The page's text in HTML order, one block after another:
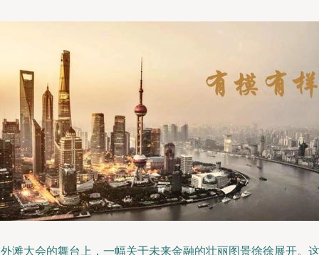
滩大会的舞台上，一幅关于未来金融的壮丽图景徐徐展开。这